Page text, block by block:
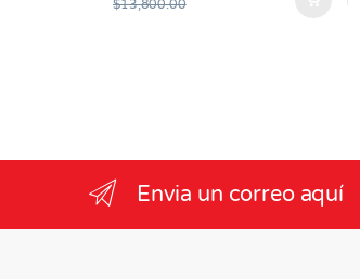
$13,800.00
Envia un correo aquí